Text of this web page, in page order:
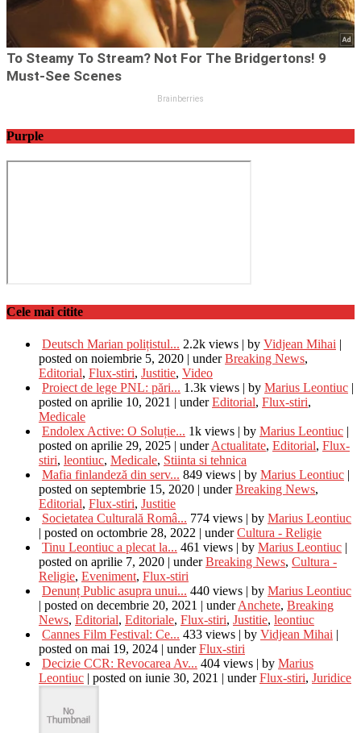
Purple
Cele mai citite
Deutsch Marian polițistul... 2.2k views | by Vidjean Mihai |
posted on noiembrie 5, 2020 | underBreaking News,
Editorial, Flux-stiri, Justitie, Video
Proiect de lege PNL: pări... 1.3k views | by Marius Leontiuc |
posted on aprilie 10, 2021 | underEditorial, Flux-stiri,
Medicale
Endolex Active: O Soluție... 1k views | by Marius Leontiuc |
posted on aprilie 29, 2025 | underActualitate, Editorial, Flux-
stiri, leontiuc, Medicale, Stiinta si tehnica
Mafia finlandeză din serv... 849 views | by Marius Leontiuc |
posted on septembrie 15, 2020 | underBreaking News,
Editorial, Flux-stiri, Justitie
Societatea Culturală Româ... 774 views | by Marius Leontiuc
| posted on octombrie 28, 2022 | underCultura - Religie
Tinu Leontiuc a plecat la... 461 views | by Marius Leontiuc |
posted on aprilie 7, 2020 | underBreaking News, Cultura -
Religie, Eveniment, Flux-stiri
Denunț Public asupra unui... 440 views | by Marius Leontiuc
| posted on decembrie 20, 2021 | underAnchete, Breaking
News, Editorial, Editoriale, Flux-stiri, Justitie, leontiuc
Cannes Film Festival: Ce... 433 views | by Vidjean Mihai |
posted on mai 19, 2024 | underFlux-stiri
Decizie CCR: Revocarea Av... 404 views | by Marius
Leontiuc | posted on iunie 30, 2021 | underFlux-stiri, Juridice